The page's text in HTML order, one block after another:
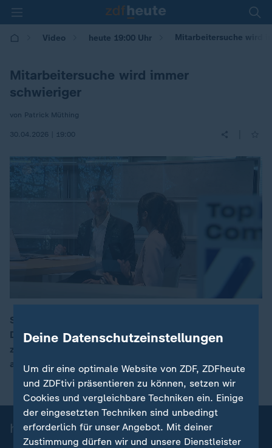
Video heute 19:00 Uhr Mitarbeitersuche wird
Mitarbeitersuche wird immer
schwieriger
von Patrick Müthing
30.04.2026 | 19:00
00:16
Steigende Arbeitslosenzahlen trotz Fachkräftemangel:
Dass Arbeitgeber und Bewerber immer schwerer
zusammenkommen, liegt auch an höheren Ansprüchen
auf beiden Seiten.
heute 19:00 Uhr: Einzelbeiträge
Deine Datenschutzeinstellungen
Um dir eine optimale Website von ZDF, ZDFheute
und ZDFtivi präsentieren zu können, setzen wir
Cookies und vergleichbare Techniken ein. Einige
der eingesetzten Techniken sind unbedingt
erforderlich für unser Angebot. Mit deiner
Zustimmung dürfen wir und unsere Dienstleister